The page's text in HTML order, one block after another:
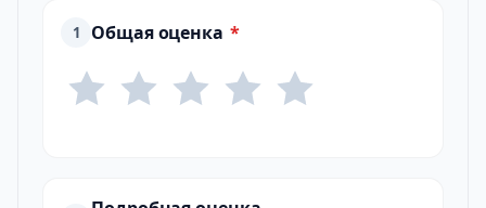
1 Общая оценка *